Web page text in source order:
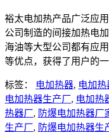
裕太电加热产品广泛应
公司制造的间接加热电
海油等大型公司都有应
等优点，获得了用户的
标签： 电加热器, 电加热
电加热器生产厂, 电加热
热器厂, 防爆电加热器厂
生产厂, 防爆电加热器生